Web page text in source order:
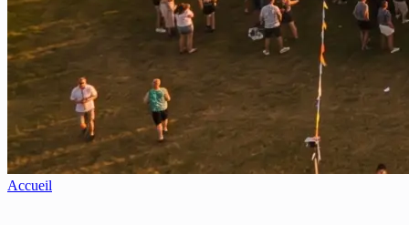
Accueil